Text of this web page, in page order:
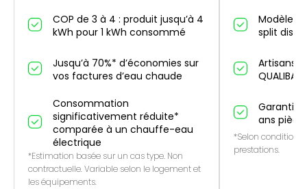
COP de 3 à 4 : produit jusqu’à 4
kWh pour 1 kWh consommé
Jusqu’à 70%* d’économies sur
vos factures d’eau chaude
Consommation
significativement réduite*
comparée à un chauffe-eau
électrique
*Estimation basée sur un cas type. Non
contractuelle. Variable selon le logement et
les équipements.
Modèles
split
Artisans
QUALIBAT
Garantie
ans
*Selon conditions
prestations.